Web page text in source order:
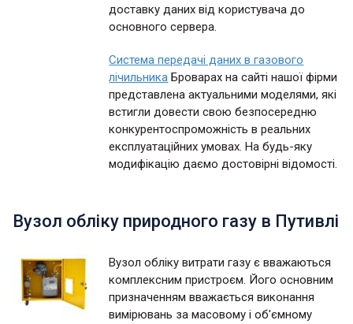
доставку даних від користувача до
основного сервера.
Система передачі даних в газового
лічильника Броварах на сайті нашої фірми
представлена актуальними моделями, які
встигли довести свою безпосередню
конкурентоспроможність в реальних
експлуатаційних умовах. На будь-яку
модифікацію даємо достовірні відомості.
Вузол обліку природного газу в Путивлі
Вузол обліку витрати газу є вважаються
комплексним пристроєм. Його основним
призначенням вважається виконання
вимірювань за масовому і об'ємному